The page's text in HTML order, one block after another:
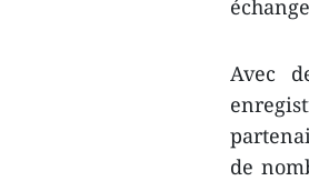
Avec
de